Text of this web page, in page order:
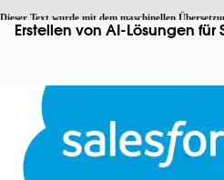
Dieser Text wurde mit dem maschinellen
Weitere Details finden Siehier. Zu Englisch
Erstellen von AI-Lösungen für